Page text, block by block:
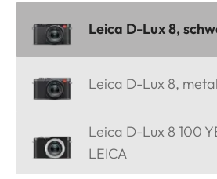
Leica D-Lux 8,
Leica D-Lux 8,
Leica D-Lux 8 100
LEICA